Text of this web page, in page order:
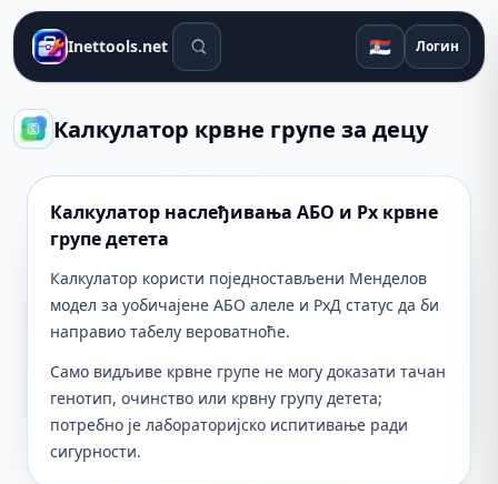
Inettools.net Алати за претрагу 🇷🇸 Логин
Калкулатор крвне групе за децу
Калкулатор наслеђивања АБО и Рх крвне
групе детета
Калкулатор користи поједностављени Менделов
модел за уобичајене АБО алеле и РхД статус да би
направио табелу вероватноће.
Само видљиве крвне групе не могу доказати тачан
генотип, очинство или крвну групу детета;
потребно је лабораторијско испитивање ради
сигурности.